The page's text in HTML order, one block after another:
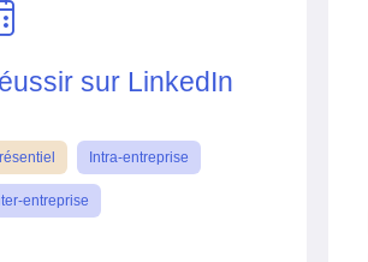
sur LinkedIn
Intra-entreprise
entreprise